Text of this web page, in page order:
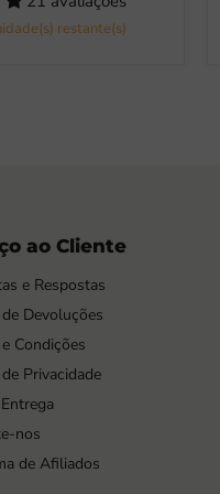
restante(s)
ao Cliente
e Respostas
Devoluções
Condições
Privacidade
nos
de Afiliados